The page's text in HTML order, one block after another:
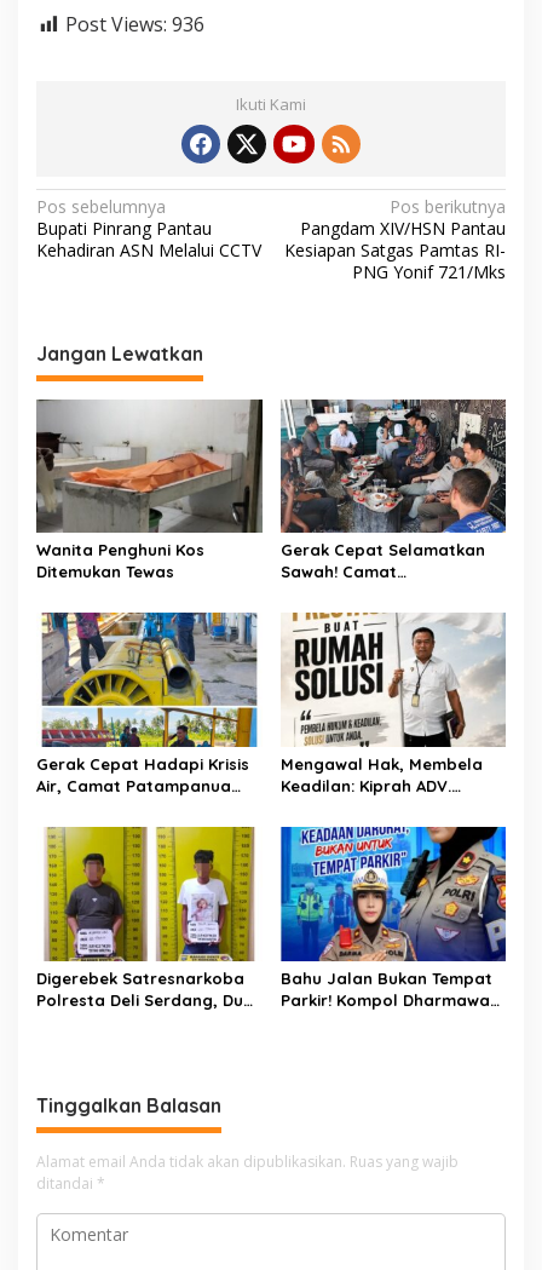
Post Views: 936
Ikuti Kami
N
a
g
a
s
i
p
o
s
Pos sebelumnya
Bupati Pinrang Pantau
Kehadiran ASN Melalui CCTV
Pos berikutnya
Pangdam XIV/HSN Pantau
Kesiapan Satgas Pamtas RI-
PNG Yonif 721/Mks
Jangan Lewatkan
Wanita Penghuni Kos
Ditemukan Tewas
Gerak Cepat Selamatkan
Sawah! Camat
Kementerian Bahas Solusi
Debit Air Irigasi Watang
Sawitto Menulis
Gerak Cepat Hadapi Krisis
Air, Camat Patampanua
Demi Selamatkan Ribuan
Hektare Sawah Warga
Mengawal Hak, Membela
Keadilan: Kiprah ADV.
Solusi
Digerebek Satresnarkoba
Polresta Deli Serdang, Dua
Bahu Jalan Bukan Tempat
Parkir! Kompol Dharmawati
Tinggalkan Balasan
Alamat email Anda tidak akan dipublikasikan. Ruas yang wajib
ditandai *